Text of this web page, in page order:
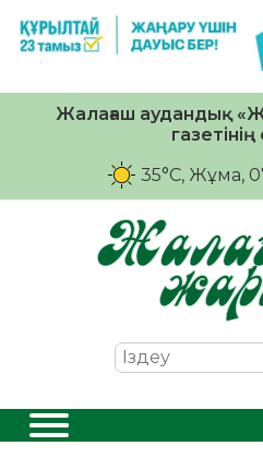
Жалағаш аудандық
35°C, Жұма,